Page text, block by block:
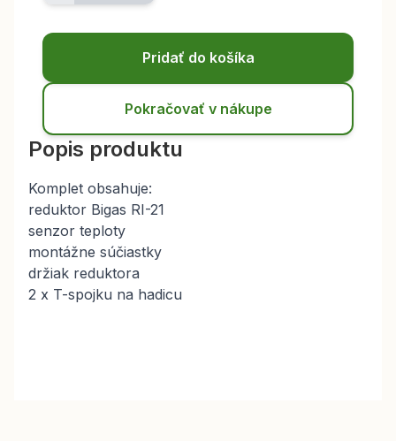
Pridať do košíka
Pokračovať v nákupe
Popis produktu
Komplet obsahuje:
reduktor Bigas RI-21
senzor teploty
montážne súčiastky
držiak reduktora
2 x T-spojku na hadicu